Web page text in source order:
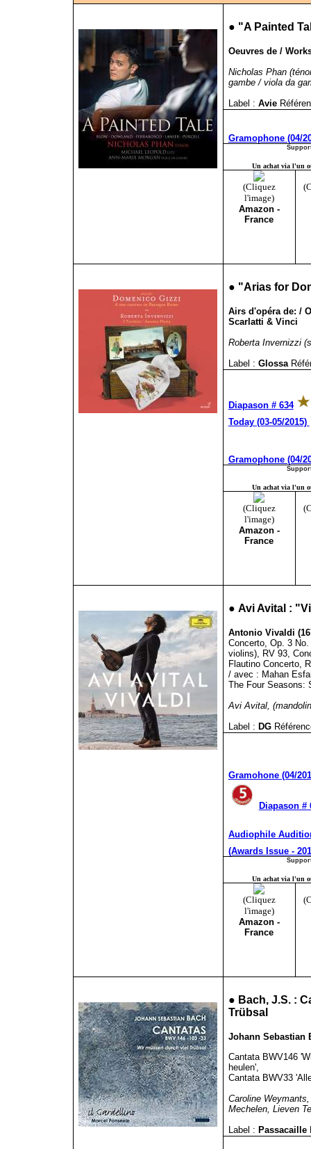
● "A Painted
Oeuvres de /
Nicholas Phan
gambe / viola da
Label : Avie
Gramophone (04/
Un achat via l'un
(Cliquez
l'image)
Amazon -
France
● "Arias for
Airs d'opéra de: /
Scarlatti & Vinci
Roberta Invernizzi
Label : Glossa
Diapason # 634
Today (03-05/2015)
Gramophone (04/
Un achat via l'un
(Cliquez
l'image)
Amazon -
France
● Avi Avital :
Antonio Vivaldi
Concerto, Op. 3
violins), RV 93,
Flautino Concerto,
/ avec : Mahan
The Four Seasons:
Avi Avital,
Label : DG
Gramohone (04/
Diapason #
Audiophile
(Awards Issue -
Un achat via l'un
(Cliquez
l'image)
Amazon -
France
● Bach, J.S. :
Trübsal
Johann Sebastian
Cantata BWV146
heulen',
Cantata BWV33
Caroline
Mechelen, Lieven
Label : Passacaille